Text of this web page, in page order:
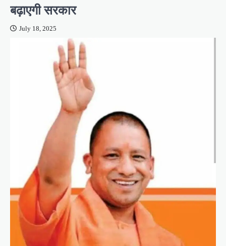
बढ़ाएगी सरकार
July 18, 2025